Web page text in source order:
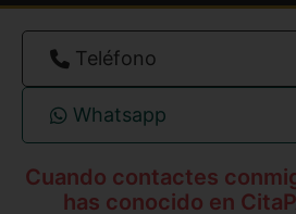
Teléfono
Whatsapp
Cuando contactes
has conocido en